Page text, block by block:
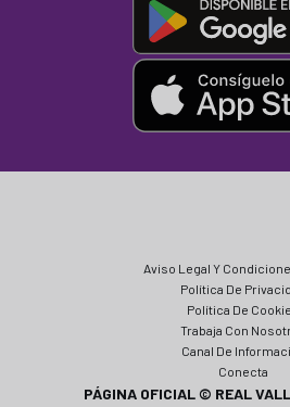
Aviso Legal Y
Política De
Política De
Trabaja Con
Canal De
Conecta
PÁGINA OFICIAL © REAL